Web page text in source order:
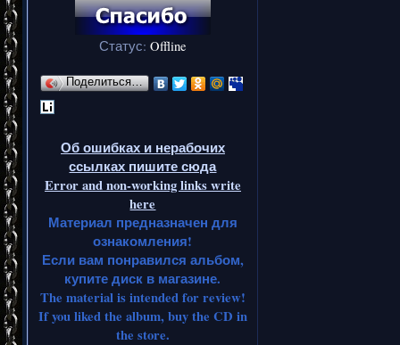
Статус: Offline
Поделиться…
Об ошибках и нерабочих
ссылках пишите сюда
Error and non-working links write
here
Материал предназначен для
ознакомления!
Если вам понравился альбом,
купите диск в магазине.
The material is intended for review!
If you liked the album, buy the CD in
the store.